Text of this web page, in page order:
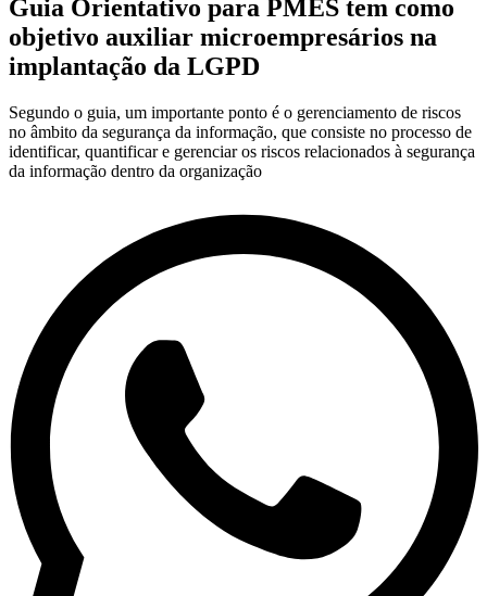
Guia Orientativo para PMES tem como
objetivo auxiliar microempresários na
implantação da LGPD
Segundo o guia, um importante ponto é o gerenciamento de riscos
no âmbito da segurança da informação, que consiste no processo de
identificar, quantificar e gerenciar os riscos relacionados à segurança
da informação dentro da organização